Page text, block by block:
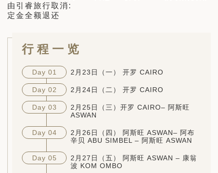
由引睿旅行取消:
定金全额退还
行程一览
Day 01 2月23日（一） 开罗 CAIRO
Day 02 2月24日（二） 开罗 CAIRO
Day 03
2月25日（三）开罗 CAIRO– 阿斯旺
ASWAN
Day 04
2月26日（四） 阿斯旺 ASWAN– 阿布
辛贝 ABU SIMBEL – 阿斯旺 ASWAN
Day 05
2月27日（五） 阿斯旺 ASWAN – 康翁
波 KOM OMBO